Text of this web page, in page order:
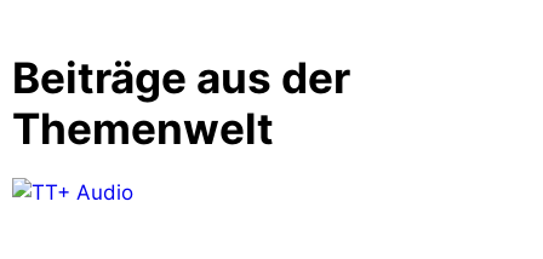
Beiträge aus der
Themenwelt